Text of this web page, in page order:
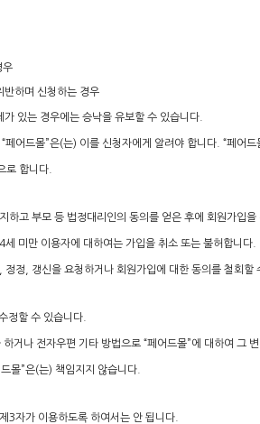
우
반하며 신청하는 경우
있는 경우에는 승낙을 유보할 수 있습니다.
드몰”은(는) 이를 신청자에게 알려야 합니다. “페어
로 합니다.
고 부모 등 법정대리인의 동의를 얻은 후에 회원가입
미만 이용자에 대하여는 가입을 취소 또는 불허합니다.
정, 갱신을 요청하거나 회원가입에 대한 동의를 철회할
정할 수 있습니다.
나 전자우편 기타 방법으로 “페어드몰”에 대하여 그
몰”은(는) 책임지지 않습니다.
3자가 이용하도록 하여서는 안 됩니다.